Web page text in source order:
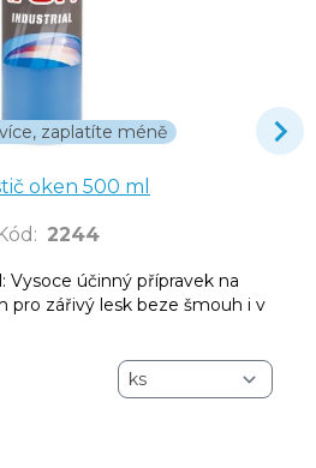
zaplatíte méně
oken 500 ml
: 2244
Vysoce účinný přípravek na
pro zářivý lesk beze šmouh i v